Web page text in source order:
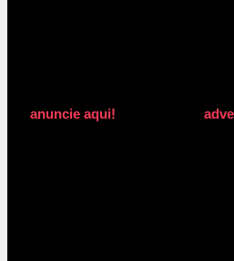
anuncie aqui!